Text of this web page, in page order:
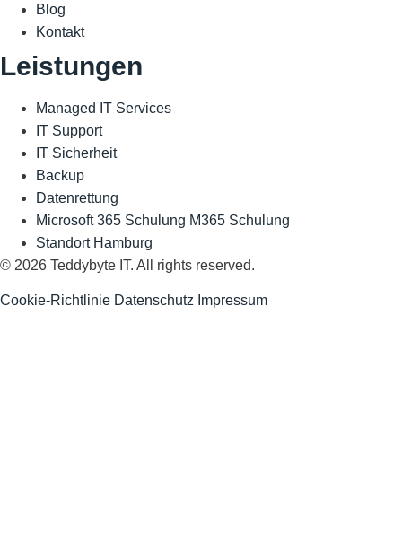
Blog
Kontakt
Leistungen
Managed IT Services
IT Support
IT Sicherheit
Backup
Datenrettung
Microsoft 365 Schulung M365 Schulung
Standort Hamburg
© 2026 Teddybyte IT. All rights reserved.
Cookie-Richtlinie Datenschutz Impressum